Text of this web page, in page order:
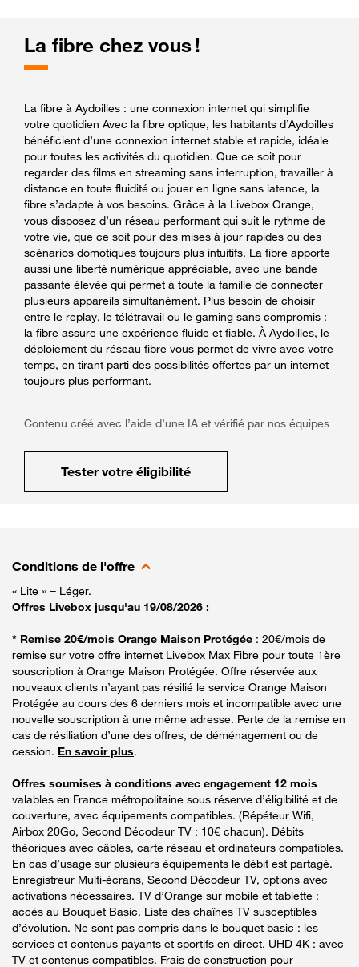
La fibre chez vous !
La fibre à Aydoilles : une connexion internet qui simplifie
votre quotidien Avec la fibre optique, les habitants d’Aydoilles
bénéficient d’une connexion internet stable et rapide, idéale
pour toutes les activités du quotidien. Que ce soit pour
regarder des films en streaming sans interruption, travailler à
distance en toute fluidité ou jouer en ligne sans latence, la
fibre s’adapte à vos besoins. Grâce à la Livebox Orange,
vous disposez d’un réseau performant qui suit le rythme de
votre vie, que ce soit pour des mises à jour rapides ou des
scénarios domotiques toujours plus intuitifs. La fibre apporte
aussi une liberté numérique appréciable, avec une bande
passante élevée qui permet à toute la famille de connecter
plusieurs appareils simultanément. Plus besoin de choisir
entre le replay, le télétravail ou le gaming sans compromis :
la fibre assure une expérience fluide et fiable. À Aydoilles, le
déploiement du réseau fibre vous permet de vivre avec votre
temps, en tirant parti des possibilités offertes par un internet
toujours plus performant.
Contenu créé avec l’aide d’une IA et vérifié par nos équipes
Tester votre éligibilité
Conditions de l'offre
« Lite » = Léger.
Offres Livebox jusqu'au 19/08/2026 :
* Remise 20€/mois Orange Maison Protégée : 20€/mois de
remise sur votre offre internet Livebox Max Fibre pour toute 1ère
souscription à Orange Maison Protégée. Offre réservée aux
nouveaux clients n’ayant pas résilié le service Orange Maison
Protégée au cours des 6 derniers mois et incompatible avec une
nouvelle souscription à une même adresse. Perte de la remise en
cas de résiliation d’une des offres, de déménagement ou de
cession. En savoir plus.
Offres soumises à conditions avec engagement 12 mois
valables en France métropolitaine sous réserve d’éligibilité et de
couverture, avec équipements compatibles. (Répéteur Wifi,
Airbox 20Go, Second Décodeur TV : 10€ chacun). Débits
théoriques avec câbles, carte réseau et ordinateurs compatibles.
En cas d’usage sur plusieurs équipements le débit est partagé.
Enregistreur Multi-écrans, Second Décodeur TV, options avec
activations nécessaires. TV d’Orange sur mobile et tablette :
accès au Bouquet Basic. Liste des chaînes TV susceptibles
d’évolution. Ne sont pas compris dans le bouquet basic : les
services et contenus payants et sportifs en direct. UHD 4K : avec
TV et contenus compatibles. Frais de construction pour